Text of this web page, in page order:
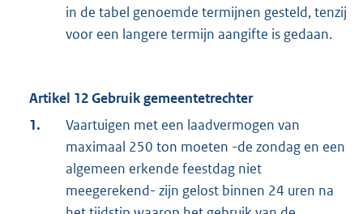
in de tabel genoemde termijnen gesteld, tenzij
voor een langere termijn aangifte is gedaan.
Artikel 12 Gebruik gemeentetrechter
1.
Vaartuigen met een laadvermogen van
maximaal 250 ton moeten -de zondag en een
algemeen erkende feestdag niet
meegerekend- zijn gelost binnen 24 uren na